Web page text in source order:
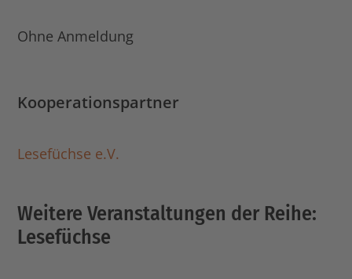
Ohne Anmeldung
Kooperationspartner
Lesefüchse e.V.
Weitere Veranstaltungen der Reihe:
Lesefüchse